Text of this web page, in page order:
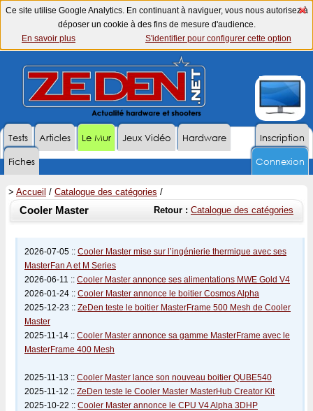
Ce site utilise Google Analytics. En continuant à naviguer, vous nous autorisez à
déposer un cookie à des fins de mesure d'audience.
En savoir plus
S'identifier pour configurer cette option
Inscription
Tests Articles Le Mur Jeux Vidéo
Hardware
Fiches
Connexion
> Accueil / Catalogue des catégories /
Retour : Catalogue des catégories
Cooler Master
2026-07-05 :: Cooler Master mise sur l’ingénierie thermique avec ses
MasterFan A et M Series
2026-06-11 :: Cooler Master annonce ses alimentations MWE Gold V4
2026-01-24 :: Cooler Master annonce le boitier Cosmos Alpha
2025-12-23 :: ZeDen teste le boitier MasterFrame 500 Mesh de Cooler
Master
2025-11-14 :: Cooler Master annonce sa gamme MasterFrame avec le
MasterFrame 400 Mesh
2025-11-13 :: Cooler Master lance son nouveau boitier QUBE540
2025-11-12 :: ZeDen teste le Cooler Master MasterHub Creator Kit
2025-10-22 :: Cooler Master annonce le CPU V4 Alpha 3DHP